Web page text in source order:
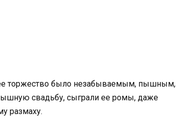
торжество было незабываемым, пышным,
свадьбу, сыграли ее ромы, даже
размаху.